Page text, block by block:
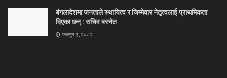
बंगलादेशमा जनताले स्थायित्व र जिम्मेवार नेतृत्वलाई प्राथमिकता
दिएका छन् : सचिव बस्नेत
फाल्गुन ३, २०८२